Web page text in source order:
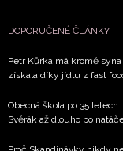
DOPORUČENÉ ČLÁNKY
Petr Kůrka má kromě
získala díky jídlu z fast
Obecná škola po 35
Svěrák až dlouho po